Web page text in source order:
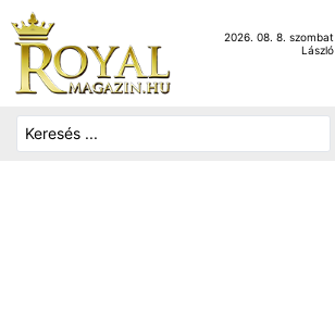
2026. 08. 8. szombat
László